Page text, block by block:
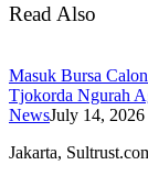
Read Also
Masuk Bursa
Tjokorda Ngurah
NewsJuly 14, 2026
​Jakarta,